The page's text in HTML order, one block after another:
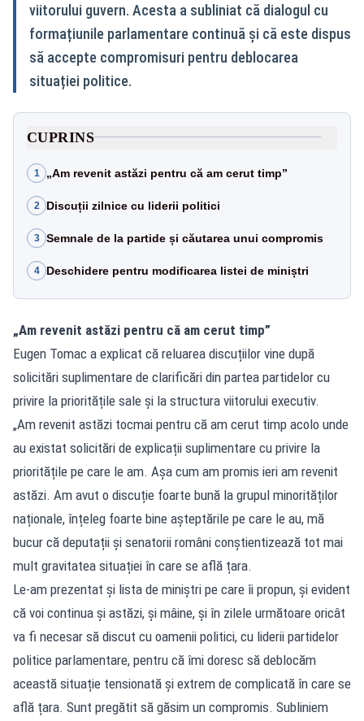
viitorului guvern. Acesta a subliniat că dialogul cu
formațiunile parlamentare continuă și că este dispus
să accepte compromisuri pentru deblocarea
situației politice.
CUPRINS
1 „Am revenit astăzi pentru că am cerut timp”
2 Discuții zilnice cu liderii politici
3 Semnale de la partide și căutarea unui compromis
4 Deschidere pentru modificarea listei de miniștri
„Am revenit astăzi pentru că am cerut timp”
Eugen Tomac a explicat că reluarea discuțiilor vine după
solicitări suplimentare de clarificări din partea partidelor cu
privire la prioritățile sale și la structura viitorului executiv.
„Am revenit astăzi tocmai pentru că am cerut timp acolo unde
au existat solicitări de explicații suplimentare cu privire la
prioritățile pe care le am. Așa cum am promis ieri am revenit
astăzi. Am avut o discuție foarte bună la grupul minorităților
naționale, înțeleg foarte bine așteptările pe care le au, mă
bucur că deputații și senatorii români conștientizează tot mai
mult gravitatea situației în care se află țara.
Le-am prezentat și lista de miniștri pe care îi propun, și evident
că voi continua și astăzi, și mâine, și în zilele următoare oricât
va fi necesar să discut cu oamenii politici, cu liderii partidelor
politice parlamentare, pentru că îmi doresc să deblocăm
această situație tensionată și extrem de complicată în care se
află țara. Sunt pregătit să găsim un compromis. Subliniem